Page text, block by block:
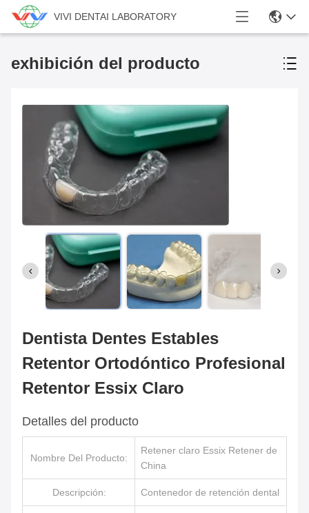
VIVI DENTAI LABORATORY
exhibición del producto
Dentista Dentes Estables
Retentor Ortodóntico Profesional
Retentor Essix Claro
Detalles del producto
Nombre Del Producto:
Retener claro Essix Retener de
China
Descripción: Contenedor de retención dental